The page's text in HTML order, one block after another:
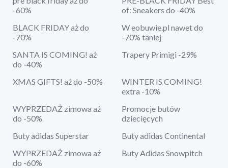
-60%
of: Sneakers do -40%
BLACK FRIDAY aż do
-70%
W eobuwie.pl nawet do
-70% taniej
SANTA IS COMING! aż
do -40%
Trapery Primigi -29%
XMAS GIFTS! aż do -50%
WINTER IS COMING!
extra -10%
WYPRZEDAŻ zimowa aż
do -50%
Promocje butów
dziecięcych
Buty adidas Superstar
Buty adidas Continental
WYPRZEDAŻ zimowa aż
do -60%
Buty Adidas Snowpitch